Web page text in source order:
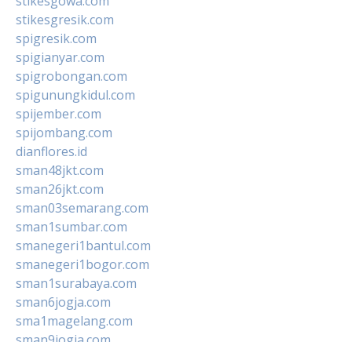
stikesgresik.com
spigresik.com
spigianyar.com
spigrobongan.com
spigunungkidul.com
spijember.com
spijombang.com
dianflores.id
sman48jkt.com
sman26jkt.com
sman03semarang.com
sman1sumbar.com
smanegeri1bantul.com
smanegeri1bogor.com
sman1surabaya.com
sman6jogja.com
sma1magelang.com